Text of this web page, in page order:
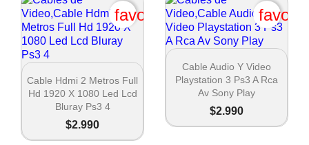
 Vista rápida
Cable Hdmi 2 Metros Full
Hd 1920 X 1080 Led Lcd
Bluray Ps3 4
$2.990
favorite_border
 Vista rápida
Cable Audio Y Video
Playstation 3 Ps3 A Rca
Av Sony Play
$2.990